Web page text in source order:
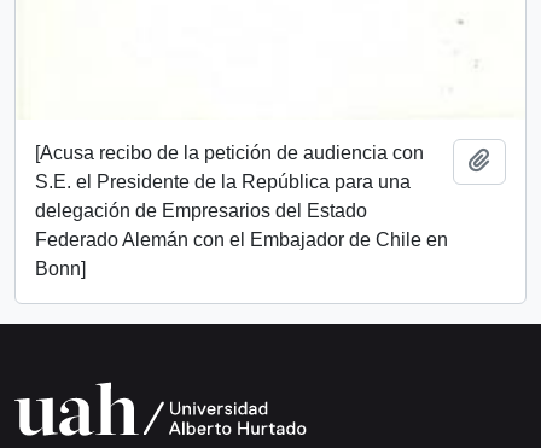
[Acusa recibo de la petición de audiencia con
S.E. el Presidente de la República para una
delegación de Empresarios del Estado
Federado Alemán con el Embajador de Chile en
Bonn]